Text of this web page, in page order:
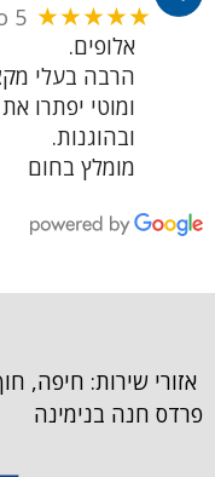
★★★★★
5 years ago
אלופים.
הרבה בעלי
ומוטי יפתרו
ובהוגנות.
מומלץ בחום
אזורי שירות: חיפה,
פרדס חנה בנימינה